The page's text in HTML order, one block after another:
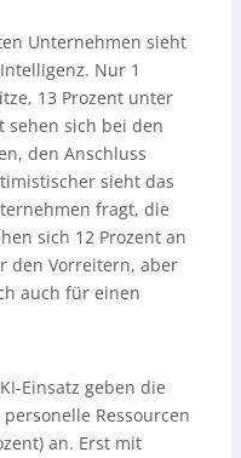
Unternehmen sieht
Nur 1
13 Prozent unter
sehen sich bei den
den Anschluss
sieht das
fragt, die
sich 12 Prozent an
den Vorreitern, aber
auch für einen
Einsatz geben die
Ressourcen
an. Erst mit